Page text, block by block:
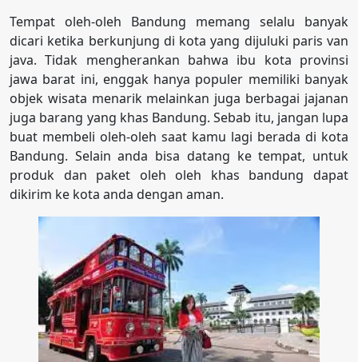
Tempat oleh-oleh Bandung memang selalu banyak
dicari ketika berkunjung di kota yang dijuluki paris van
java. Tidak mengherankan bahwa ibu kota provinsi
jawa barat ini, enggak hanya populer memiliki banyak
objek wisata menarik melainkan juga berbagai jajanan
juga barang yang khas Bandung. Sebab itu, jangan lupa
buat membeli oleh-oleh saat kamu lagi berada di kota
Bandung. Selain anda bisa datang ke tempat, untuk
produk dan paket oleh oleh khas bandung dapat
dikirim ke kota anda dengan aman.